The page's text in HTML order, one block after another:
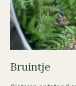
Bruintje